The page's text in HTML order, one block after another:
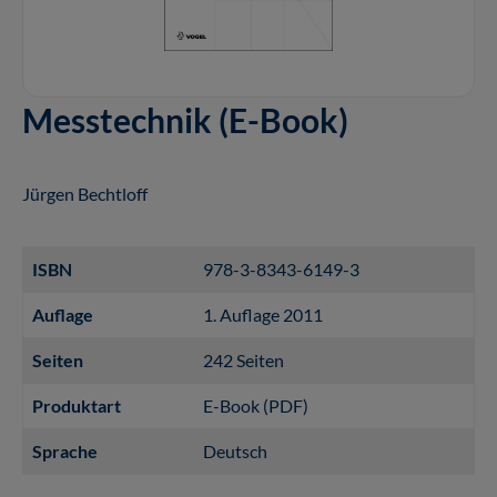
Messtechnik (E-Book)
Jürgen Bechtloff
ISBN 978-3-8343-6149-3
Auflage 1. Auflage 2011
Seiten 242 Seiten
Produktart E-Book (PDF)
Sprache Deutsch